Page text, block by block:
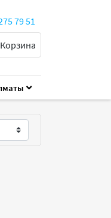
79 51
Корзина